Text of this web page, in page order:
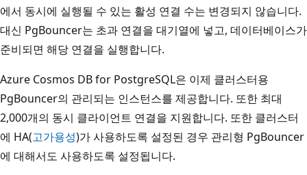
에서 동시에 실행될 수 있는 활성 연결 수는 변경되지 않습니다.
대신 PgBouncer는 초과 연결을 대기열에 넣고, 데이터베이스가
준비되면 해당 연결을 실행합니다.
Azure Cosmos DB for PostgreSQL은 이제 클러스터용
PgBouncer의 관리되는 인스턴스를 제공합니다. 또한 최대
2,000개의 동시 클라이언트 연결을 지원합니다. 또한 클러스터
에 HA(고가용성)가 사용하도록 설정된 경우 관리형 PgBouncer
에 대해서도 사용하도록 설정됩니다.